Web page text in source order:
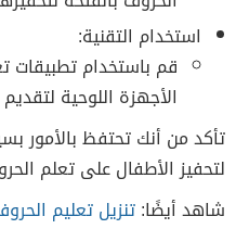
استخدام التقنية:
قم باستخدام تطبيقات
الأجهزة اللوحية
تأكد من أنك تحتفظ بالأمور
لتحفيز الأطفال على تعلم
شاهد أيضًا:تنزيل تعليم